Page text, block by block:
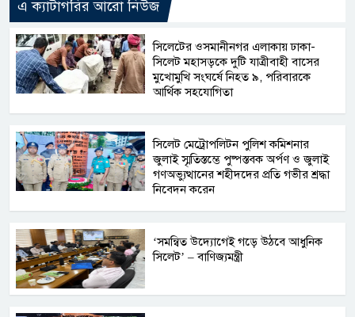
এ ক্যাটাগরির আরো নিউজ
সিলেটের ওসমানীনগর এলাকায় ঢাকা-
সিলেট মহাসড়কে দুটি যাত্রীবাহী বাসের
মুখোমুখি সংঘর্ষে নিহত ৯, পরিবারকে
আর্থিক সহযোগিতা
সিলেট মেট্রোপলিটন পুলিশ কমিশনার
জুলাই স্মৃতিস্তম্ভে পুষ্পস্তবক অর্পণ ও জুলাই
গণঅভ্যুত্থানের শহীদদের প্রতি গভীর শ্রদ্ধা
নিবেদন করেন
‘সমন্বিত উদ্যোগেই গড়ে উঠবে আধুনিক
সিলেট’ – বাণিজ্যমন্ত্রী